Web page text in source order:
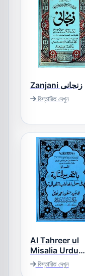
Zanjani زنجانی
বিস্তারিত দেখুন
Al Tahreer ul
Misalia Urdu
المثالیہ فی
الحاشیہ الخیالیہ
বিস্তারিত দেখুন